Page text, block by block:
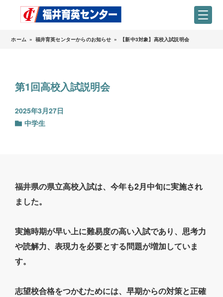
ホーム » 福井育英センターからのお知らせ » 【新中3対象】高校入試説明会
第1回高校入試説明会
2025年3月27日
中学生
福井県の県立高校入試は、今年も2月中旬に実施され
ました。
実施時期が早い上に難易度の高い入試であり、思考力
や読解力、表現力を必要とする問題が増加していま
す。
志望校合格をつかむためには、早期からの対策と正確